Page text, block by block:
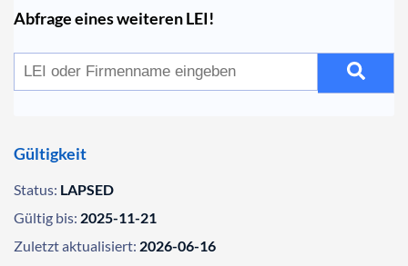
Abfrage eines weiteren LEI!
Gültigkeit
Status: LAPSED
Gültig bis: 2025-11-21
Zuletzt aktualisiert: 2026-06-16